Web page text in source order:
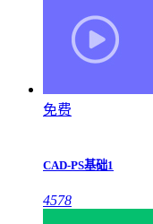
免费
CAD-PS基础1
4578